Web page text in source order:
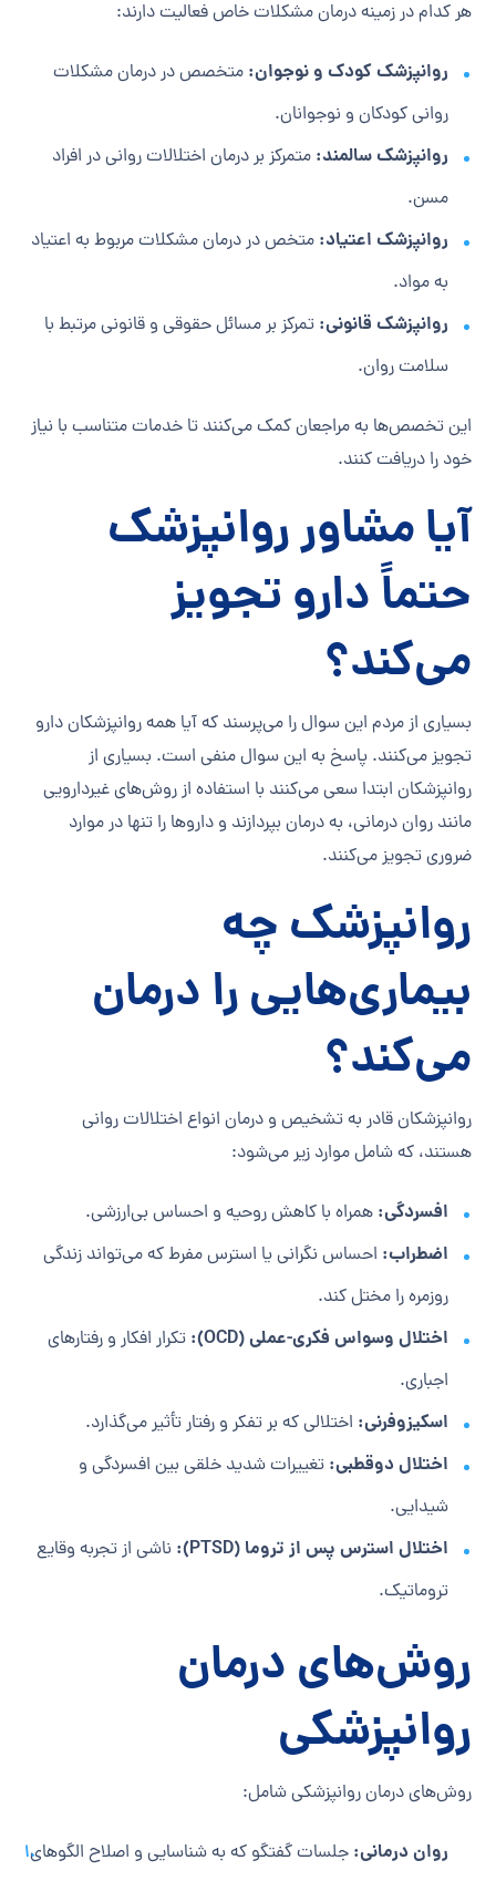
هر کدام در زمینه درمان مشکلات خاص فعالیت دارند:
روانپزشک کودک و نوجوان: متخصص در درمان مشکلات
روانی کودکان و نوجوانان.
روانپزشک سالمند: متمرکز بر درمان اختلالات روانی در افراد
مسن.
روانپزشک اعتیاد: متخص در درمان مشکلات مربوط به اعتیاد
به مواد.
روانپزشک قانونی: تمرکز بر مسائل حقوقی و قانونی مرتبط با
سلامت روان.
این تخصص‌ها به مراجعان کمک می‌کنند تا خدمات متناسب با نیاز
خود را دریافت کنند.
آیا مشاور روانپزشک
حتماً دارو تجویز
می‌کند؟
بسیاری از مردم این سوال را می‌پرسند که آیا همه روانپزشکان دارو
تجویز می‌کنند. پاسخ به این سوال منفی است. بسیاری از
روانپزشکان ابتدا سعی می‌کنند با استفاده از روش‌های غیردارویی
مانند روان درمانی، به درمان بپردازند و داروها را تنها در موارد
ضروری تجویز می‌کنند.
روانپزشک چه
بیماری‌هایی را درمان
می‌کند؟
روانپزشکان قادر به تشخیص و درمان انواع اختلالات روانی
هستند، که شامل موارد زیر می‌شود:
افسردگی: همراه با کاهش روحیه و احساس بی‌ارزشی.
اضطراب: احساس نگرانی یا استرس مفرط که می‌تواند زندگی
روزمره را مختل کند.
اختلال وسواس فکری-عملی (OCD):
تکرار افکار و رفتارهای
اجباری.
اسکیزوفرنی: اختلالی که بر تفکر و رفتار تأثیر می‌گذارد.
اختلال دوقطبی: تغییرات شدید خلقی بین افسردگی و
شیدایی.
اختلال استرس پس از تروما (PTSD):
ناشی از تجربه وقایع
تروماتیک.
روش‌های درمان
روانپزشکی
روش‌های درمان روانپزشکی شامل:
روان درمانی: جلسات گفتگو که به شناسایی و اصلاح الگوهای